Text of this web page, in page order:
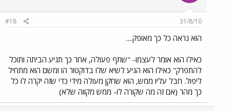
31/8/10
#18
הוא נראה כל כך מאופק....
כאילו הוא אומר לעצמו- "שתף פעולה, אחר כך תגיע הביתה ותוכל
להתפרק" כאילו הוא הגיע לשיא שלו בדוקטור הו ומשם הוא מתחיל
ליפול. חבל עליו ממש, הוא שחקן מעולה מידי כדי שזה יקרה לו כל
כך מהר (אם זה מה שקורה לו- ממש מקווה שלא)